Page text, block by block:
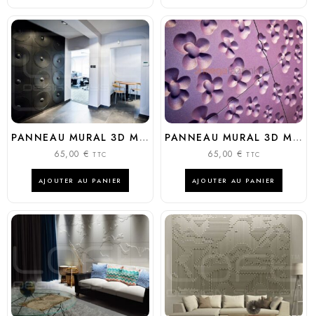
PANNEAU MURAL 3D MODÈLE : SPEAKER
65,00 € TTC
AJOUTER AU PANIER
PANNEAU MURAL 3D MODÈLE : BLOSSOM
65,00 € TTC
AJOUTER AU PANIER